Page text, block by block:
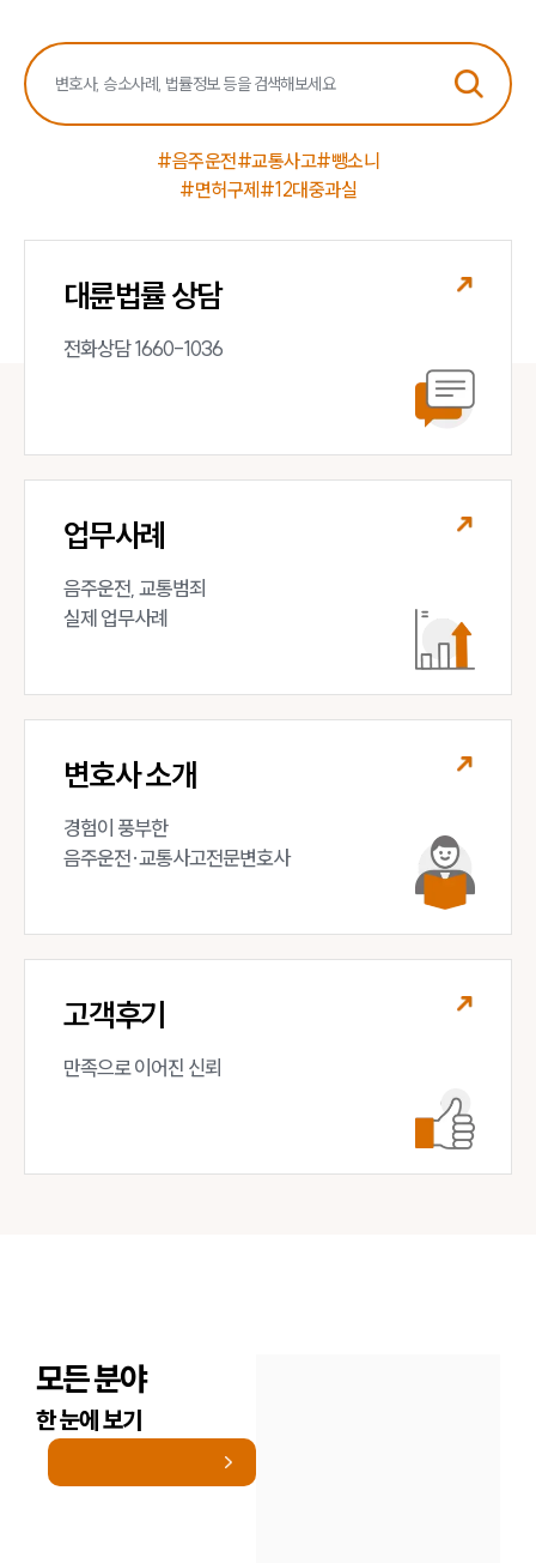
#음주운전#교통사고#뺑소니
#면허구제#12대중과실
대륜법률 상담
전화상담 1660-1036
업무사례
음주운전, 교통범죄
실제 업무사례
변호사 소개
경험이 풍부한
음주운전·교통사고전문변호사
고객후기
만족으로 이어진 신뢰
모든 분야
한 눈에 보기